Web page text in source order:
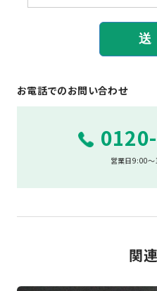
お電話でのお問い合わせ
営業日9:00～
関